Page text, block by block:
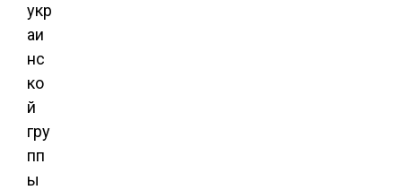
укр
аи
нс
ко
й
гру
пп
ы